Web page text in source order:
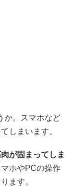
か。スマホなど
しまいます。
が固まってしま
ホやPCの操作
ます。